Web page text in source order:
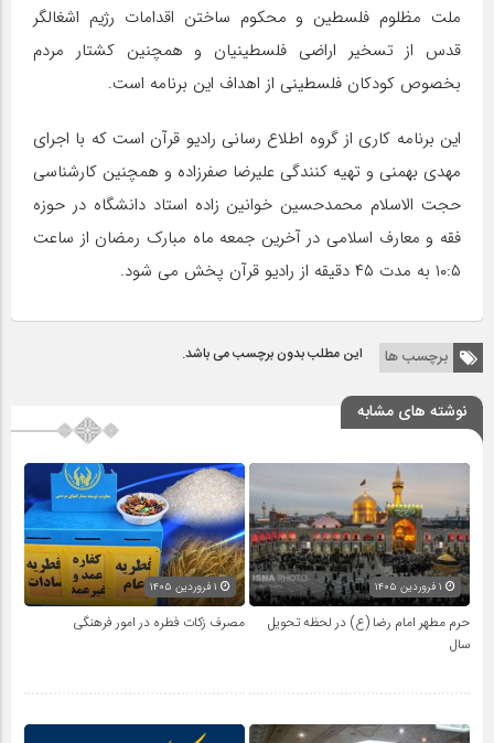
ملت مظلوم فلسطین و محکوم ساختن اقدامات رژیم اشغالگر
قدس از تسخیر اراضی فلسطینیان و همچنین کشتار مردم
بخصوص کودکان فلسطینی از اهداف این برنامه است.
این برنامه کاری از گروه اطلاع رسانی رادیو قرآن است که با اجرای
مهدی بهمنی و تهیه کنندگی علیرضا صفرزاده و همچنین کارشناسی
حجت الاسلام محمدحسین خوانین زاده استاد دانشگاه در حوزه
فقه و معارف اسلامی در آخرین جمعه ماه مبارک رمضان از ساعت
۱۰:۵ به مدت ۴۵ دقیقه از رادیو قرآن پخش می شود.
برچسب ها این مطلب بدون برچسب می باشد.
نوشته های مشابه
حرم مطهر امام رضا (ع) در لحظه تحویل
سال
مصرف زکات فطره در امور فرهنگی